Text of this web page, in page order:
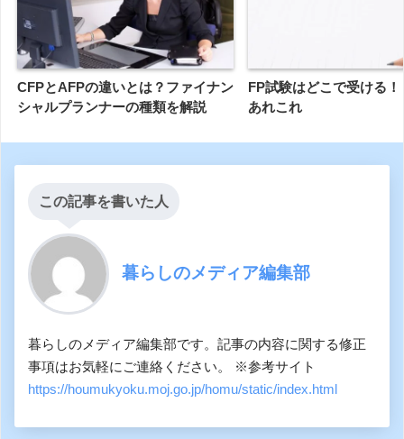
CFPとAFPの違いとは？ファイナン
シャルプランナーの種類を解説
FP試験はどこで受ける
あれこれ
この記事を書いた人
暮らしのメディア編集部
暮らしのメディア編集部です。記事の内容に関する修正
事項はお気軽にご連絡ください。 ※参考サイト
https://houmukyoku.moj.go.jp/homu/static/index.html